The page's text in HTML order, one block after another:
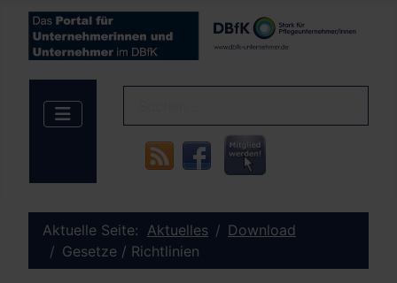
Aktuelle Seite: Aktuelles
Download
Gesetze / Richtlinien